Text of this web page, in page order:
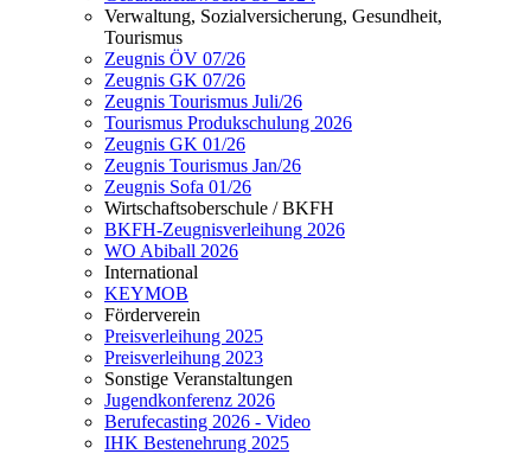
Verwaltung, Sozialversicherung, Gesundheit,
Tourismus
Zeugnis ÖV 07/26
Zeugnis GK 07/26
Zeugnis Tourismus Juli/26
Tourismus Produkschulung 2026
Zeugnis GK 01/26
Zeugnis Tourismus Jan/26
Zeugnis Sofa 01/26
Wirtschaftsoberschule / BKFH
BKFH-Zeugnisverleihung 2026
WO Abiball 2026
International
KEYMOB
Förderverein
Preisverleihung 2025
Preisverleihung 2023
Sonstige Veranstaltungen
Jugendkonferenz 2026
Berufecasting 2026 - Video
IHK Bestenehrung 2025